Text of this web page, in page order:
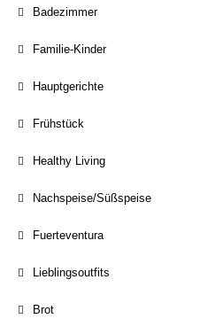
Badezimmer
Familie-Kinder
Hauptgerichte
Frühstück
Healthy Living
Nachspeise/Süßspeise
Fuerteventura
Lieblingsoutfits
Brot